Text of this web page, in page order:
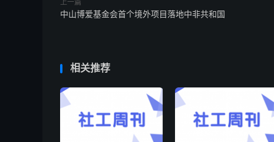
上一篇
中山博爱基金会首个境外项目落地中非共和国
相关推荐